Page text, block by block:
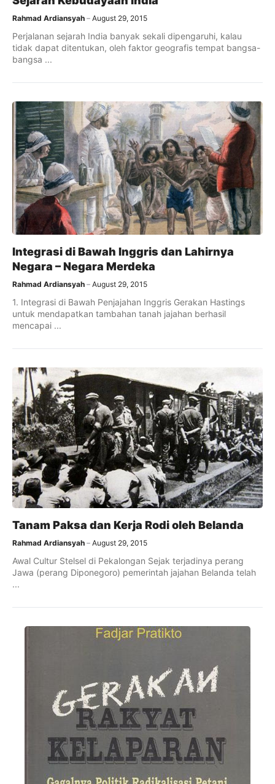
Rahmad Ardiansyah August 29, 2015
Perjalanan sejarah India banyak sekali dipengaruhi, kalau
tidak dapat ditentukan, oleh faktor geografis tempat bangsa-
bangsa ...
Integrasi di Bawah Inggris dan Lahirnya
Negara – Negara Merdeka
Rahmad Ardiansyah August 29, 2015
1. Integrasi di Bawah Penjajahan Inggris Gerakan Hastings
untuk mendapatkan tambahan tanah jajahan berhasil
mencapai ...
Tanam Paksa dan Kerja Rodi oleh Belanda
Rahmad Ardiansyah August 29, 2015
Awal Cultur Stelsel di Pekalongan Sejak terjadinya perang
Jawa (perang Diponegoro) pemerintah jajahan Belanda telah
...